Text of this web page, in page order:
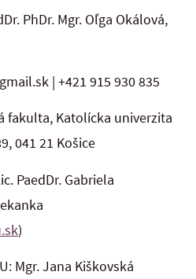
PhDr. Mgr. Oľga Okálová,
| +421 915 930 835
fakulta, Katolícka univerzita
041 21 Košice
PaedDr. Gabriela
)
Mgr. Jana Kiškovská